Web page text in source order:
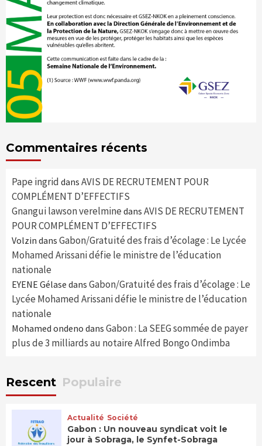
Commentaires récents
Pape ingrid dans AVIS DE RECRUTEMENT POUR
COMPLÉMENT D’EFFECTIFS
Gnangui lawson verelmine dans AVIS DE RECRUTEMENT
POUR COMPLÉMENT D’EFFECTIFS
Volzin dans Gabon/Gratuité des frais d’écolage : Le Lycée
Mohamed Arissani défie le ministre de l’éducation
nationale
EYENE Gélase dans Gabon/Gratuité des frais d’écolage : Le
Lycée Mohamed Arissani défie le ministre de l’éducation
nationale
Mohamed ondeno dans Gabon : La SEEG sommée de payer
plus de 3 milliards au notaire Alfred Bongo Ondimba
Rescent Populaire
Actualité Société
Gabon : Un nouveau syndicat voit le
jour à Sobraga, le Synfet-Sobraga